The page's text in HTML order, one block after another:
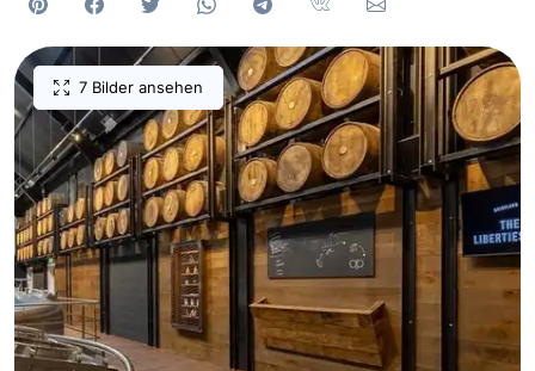
7 Bilder ansehen